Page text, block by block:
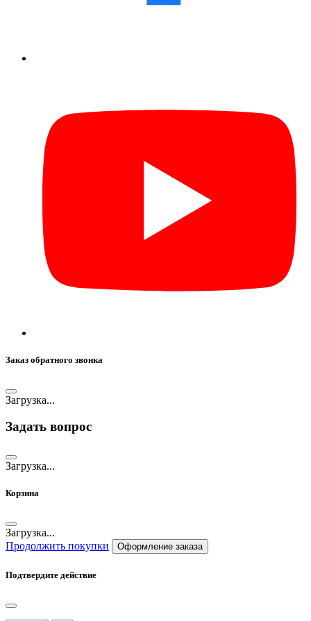
Заказ обратного звонка
Загрузка...
Задать вопрос
Загрузка...
Корзина
Загрузка...
Продолжить покупки
Оформление заказа
Подтвердите действие